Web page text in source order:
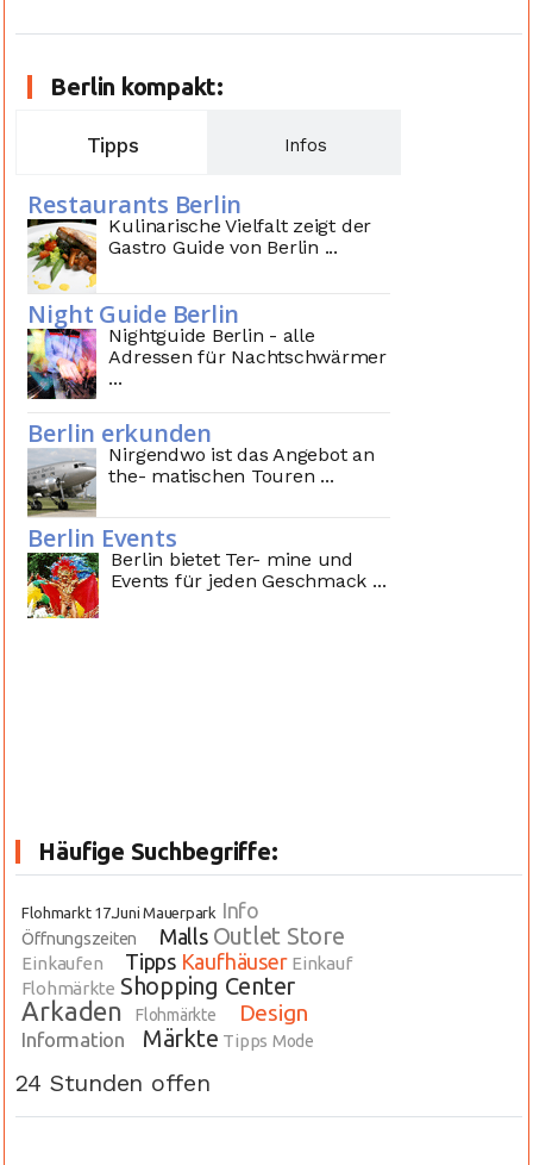
Berlin kompakt:
Tipps Infos
Restaurants Berlin
Kulinarische Vielfalt zeigt der
Gastro Guide von Berlin ...
Night Guide Berlin
Nightguide Berlin - alle
Adressen für Nachtschwärmer
...
Berlin erkunden
Nirgendwo ist das Angebot an
the- matischen Touren ...
Berlin Events
Berlin bietet Ter- mine und
Events für jeden Geschmack ...
Häufige Suchbegriffe:
Flohmarkt 17.Juni Mauerpark Info
Öffnungszeiten Malls Outlet Store
Einkaufen Tipps Kaufhäuser Einkauf
Flohmärkte Shopping Center
Arkaden Flohmärkte Design
Information Märkte Tipps Mode
24 Stunden offen